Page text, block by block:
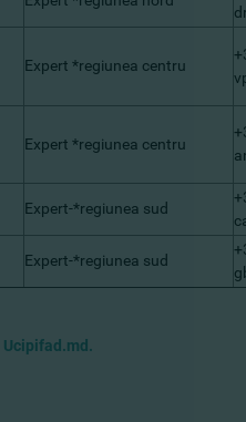
Expert *regiunea centru
Expert *regiunea centru
Expert-*regiunea sud
Expert-*regiunea sud
Ucipifad.md.